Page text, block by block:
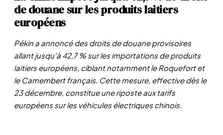
de douane sur les produits laitiers
européens
Pékin a annoncé des droits de douane provisoires
allant jusqu'à 42,7 % sur les importations de produits
laitiers européens, ciblant notamment le Roquefort et
le Camembert français. Cette mesure, effective dès le
23 décembre, constitue une riposte aux tarifs
européens sur les véhicules électriques chinois.